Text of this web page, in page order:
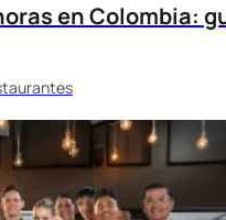
en Colombia: